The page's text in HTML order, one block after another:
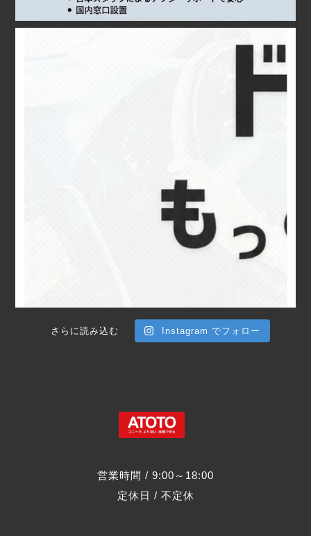
営業時間 / 9:00～18:00
定休日 / 不定休
さらに読み込む Instagram でフォロー